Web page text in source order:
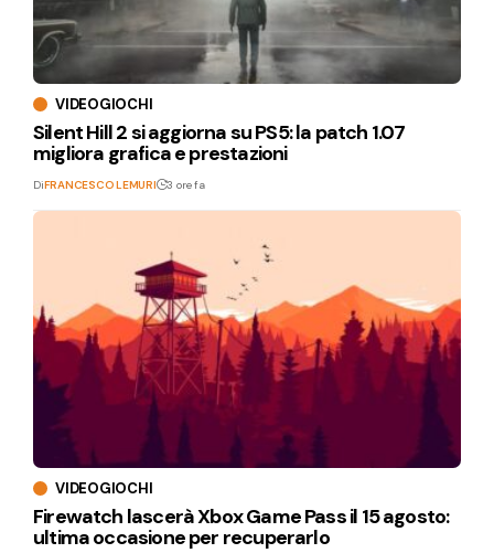
VIDEOGIOCHI
Silent Hill 2 si aggiorna su PS5: la patch 1.07
migliora grafica e prestazioni
DiFRANCESCO LEMURI 3 ore fa
VIDEOGIOCHI
Firewatch lascerà Xbox Game Pass il 15 agosto:
ultima occasione per recuperarlo